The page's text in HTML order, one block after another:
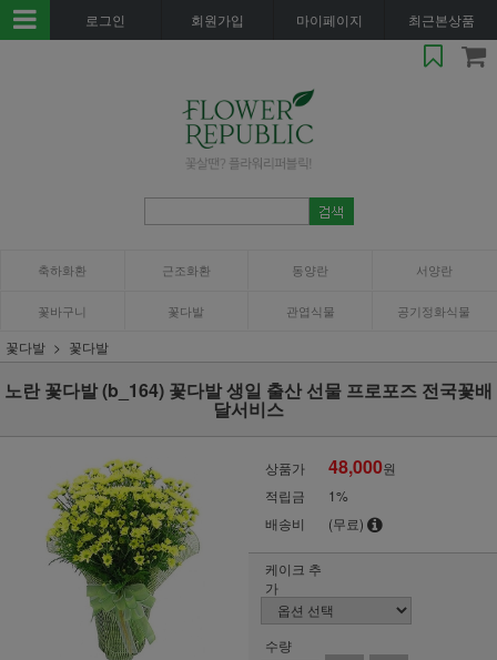
로그인 회원가입 마이페이지 최근본상품
축하화환 근조화환 동양란 서양란
꽃바구니 꽃다발 관엽식물 공기정화식물
꽃다발 꽃다발
노란 꽃다발 (b_164) 꽃다발 생일 출산 선물 프로포즈 전국꽃배
달서비스
상품가 48,000원
적립금
1%
배송비
(무료)
케이크 추
가
수량